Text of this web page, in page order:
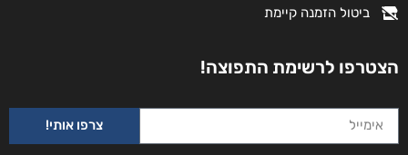
ביטול הזמנה קיימת
הצטרפו לרשימת התפוצה!
צרפו אותי!